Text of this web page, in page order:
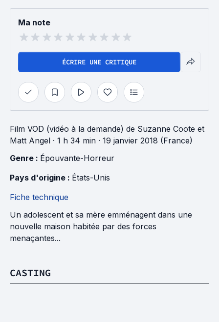
Ma note
ÉCRIRE UNE CRITIQUE
Film VOD (vidéo à la demande) de Suzanne Coote et
Matt Angel · 1 h 34 min · 19 janvier 2018 (France)
Genre : Épouvante-Horreur
Pays d'origine : États-Unis
Fiche technique
Un adolescent et sa mère emménagent dans une
nouvelle maison habitée par des forces
menaçantes...
CASTING